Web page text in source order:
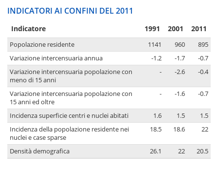
INDICATORI AI CONFINI DEL 2011
Indicatore 1991 2001 2011
Popolazione residente 1141 960
895
Variazione intercensuaria annua
-1.2 -1.7
-0.7
Variazione intercensuaria popolazione con
meno di 15 anni
- -2.6 -0.4
Variazione intercensuaria popolazione con
15 anni ed oltre
- -1.6 -0.7
Incidenza superficie centri e nuclei abitati 1.6 1.5
1.5
Incidenza della popolazione residente nei
nuclei e case sparse
18.5 18.6 22
Densità demografica 26.1 22 20.5